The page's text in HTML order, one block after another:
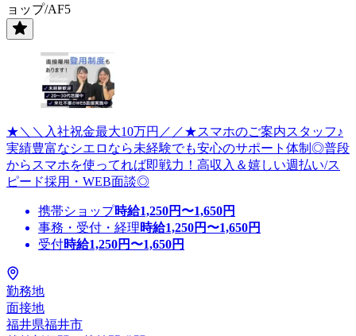
ョップ/AF5
★＼＼入社祝金最大10万円／／★スマホのご案内スタッフ♪
実績豊富なシエロなら未経験でも安心のサポート体制◎普段
からスマホを使ってれば即戦力！高収入＆嬉しい週払い/ス
ピード採用・WEB面談◎
携帯ショップ時給1,250円〜1,650円
事務・受付・経理時給1,250円〜1,650円
受付時給1,250円〜1,650円
勤務地
面接地
福井県福井市